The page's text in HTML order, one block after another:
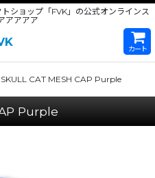
ショップ「FVK」の公式オンラインス
アアアア
カート
SKULL CAT MESH CAP Purple
Purple